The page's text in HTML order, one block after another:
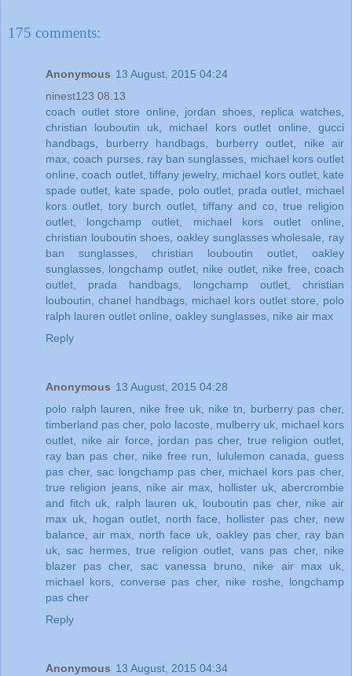
175 comments:
Anonymous 13 August, 2015 04:24
ninest123 08.13
coach outlet store online
jordan shoes, replica watches
christian louboutin uk
michael kors outlet online ,gucci
handbags
burberry handbags burberry outlet
nike air
max ,coach purses, ray ban sunglasses
michael kors outlet
online ,coach outlet, tiffany jewelry, michael kors outlet, kate
spade outlet
kate spade polo outlet, prada outlet, michael
kors outlet
tory burch outlet tiffany and co
true religion
outlet
longchamp outlet michael kors outlet online
christian louboutin shoes ,oakley sunglasses wholesale
ray
ban sunglasses
christian louboutin outlet
oakley
sunglasses
longchamp outlet, nike outlet, nike free ,coach
outlet
prada handbags longchamp outlet
christian
louboutin
chanel handbags michael kors outlet store
polo
ralph lauren outlet online oakley sunglasses nike air max
Reply
Anonymous 13 August, 2015 04:28
polo ralph lauren
nike free uk, nike tn burberry pas cher,
timberland pas cher, polo lacoste mulberry uk michael kors
outlet
nike air force jordan pas cher, true religion outlet
ray ban pas cher, nike free run lululemon canada ,guess
pas cher,sac longchamp pas cher, michael kors pas cher,
true religion jeans, nike air max hollister uk, abercrombie
and fitch uk
ralph lauren uk louboutin pas cher, nike air
max uk, hogan outlet, north face hollister pas cher, new
balance ,air max north face uk, oakley pas cher, ray ban
uk ,sac hermes,true religion outlet vans pas cher, nike
blazer pas cher, sac vanessa bruno nike air max uk
michael kors
converse pas cher, nike roshe
longchamp
pas cher
Reply
Anonymous 13 August, 2015 04:34